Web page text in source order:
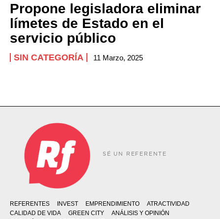
Propone legisladora eliminar
límetes de Estado en el
servicio público
SIN CATEGORÍA 11 Marzo, 2025
SÉ UN REFERENTE
REFERENTES INVEST EMPRENDIMIENTO
ATRACTIVIDAD
CALIDAD DE VIDA
GREEN CITY
ANÁLISIS Y OPINIÓN